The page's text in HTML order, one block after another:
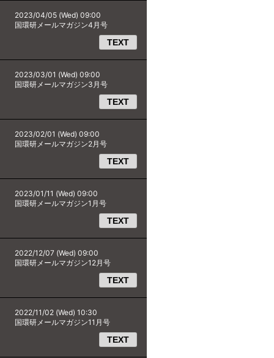
2023/04/05 (Wed) 09:00
国環研メールマガジン4月号
TEXT
2023/03/01 (Wed) 09:00
国環研メールマガジン3月号
TEXT
2023/02/01 (Wed) 09:00
国環研メールマガジン2月号
TEXT
2023/01/11 (Wed) 09:00
国環研メールマガジン1月号
TEXT
2022/12/07 (Wed) 09:00
国環研メールマガジン12月号
TEXT
2022/11/02 (Wed) 10:30
国環研メールマガジン11月号
TEXT